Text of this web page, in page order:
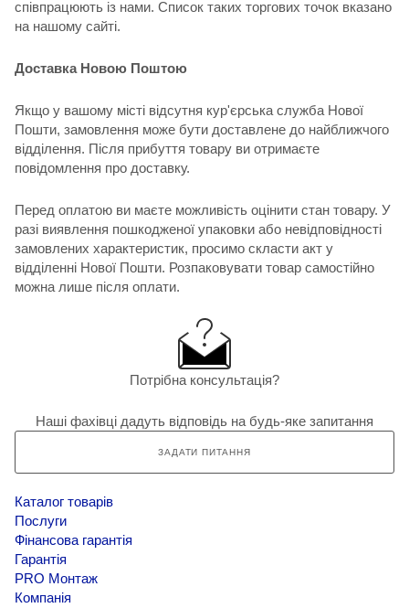
співпрацюють із нами. Список таких торгових точок вказано
на нашому сайті.
Доставка Новою Поштою
Якщо у вашому місті відсутня кур'єрська служба Нової
Пошти, замовлення може бути доставлене до найближчого
відділення. Після прибуття товару ви отримаєте
повідомлення про доставку.
Перед оплатою ви маєте можливість оцінити стан товару. У
разі виявлення пошкодженої упаковки або невідповідності
замовлених характеристик, просимо скласти акт у
відділенні Нової Пошти. Розпаковувати товар самостійно
можна лише після оплати.
Потрібна консультація?
Наші фахівці дадуть відповідь на будь-яке запитання
ЗАДАТИ ПИТАННЯ
Каталог товарів
Послуги
Фінансова гарантія
Гарантія
PRO Монтаж
Компанія